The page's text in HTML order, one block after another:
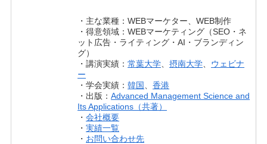
・主な業種：WEBマーケター、WEB制作
・得意領域：WEBマーケティング（SEO・ネ
ット広告・ライティング・AI・ブランディン
グ）
・講演実績：常葉大学 、摂南大学
ウェビナ
ー
・学会実績：韓国 、香港
・出版：Advanced Management Science and
Its Applications（共著）
・会社概要
・実績一覧
・ お問い合わせ先